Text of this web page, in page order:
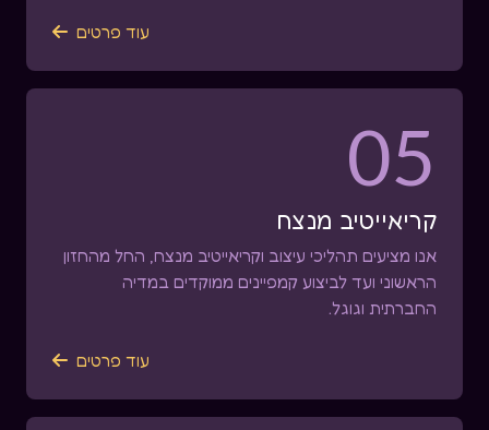
עוד פרטים 
05
קריאייטיב מנצח
אנו מציעים תהליכי עיצוב וקריאייטיב מנצח, החל מהחזון
הראשוני ועד לביצוע קמפיינים ממוקדים במדיה
החברתית וגוגל.
עוד פרטים 